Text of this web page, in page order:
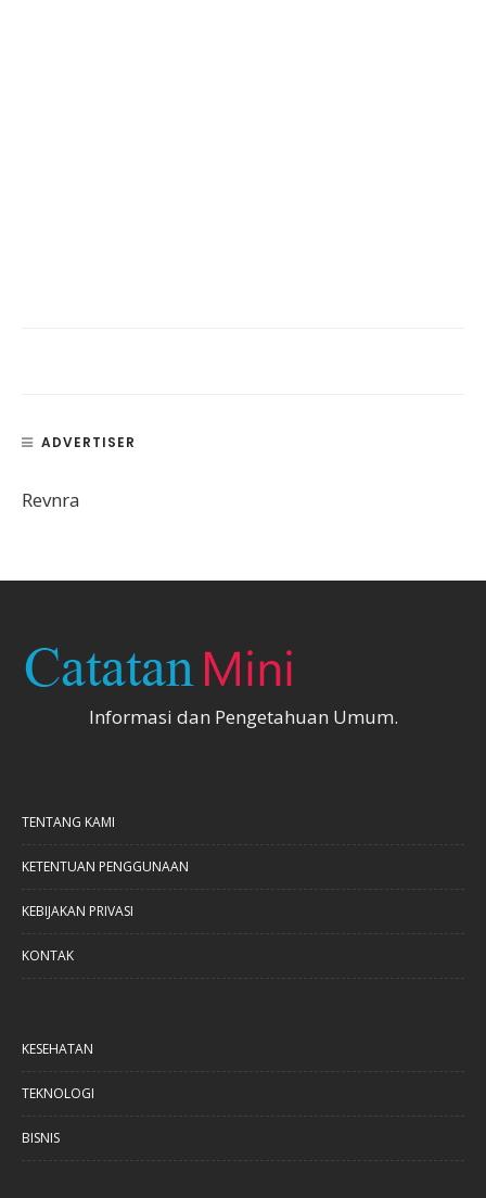
ADVERTISER
Revnra
Informasi dan Pengetahuan Umum.
TENTANG KAMI
KETENTUAN PENGGUNAAN
KEBIJAKAN PRIVASI
KONTAK
KESEHATAN
TEKNOLOGI
BISNIS